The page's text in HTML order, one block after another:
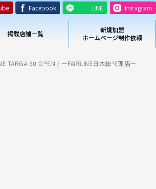
Facebook LINE Instagram
掲載店舗一覧
新規加盟
ホームページ制作依頼
TARGA 50 OPEN / ーFAIRLINE日本総代理店ー